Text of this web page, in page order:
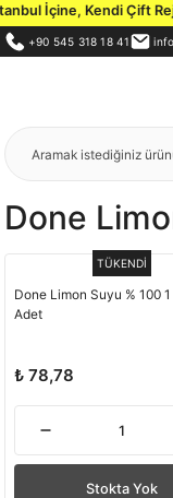
İçine, Kendi Çift
+90 545 318 18 41
Done
TÜKENDİ
Done Limon Suyu % 100
Adet
₺ 78,78
Stokta Yok